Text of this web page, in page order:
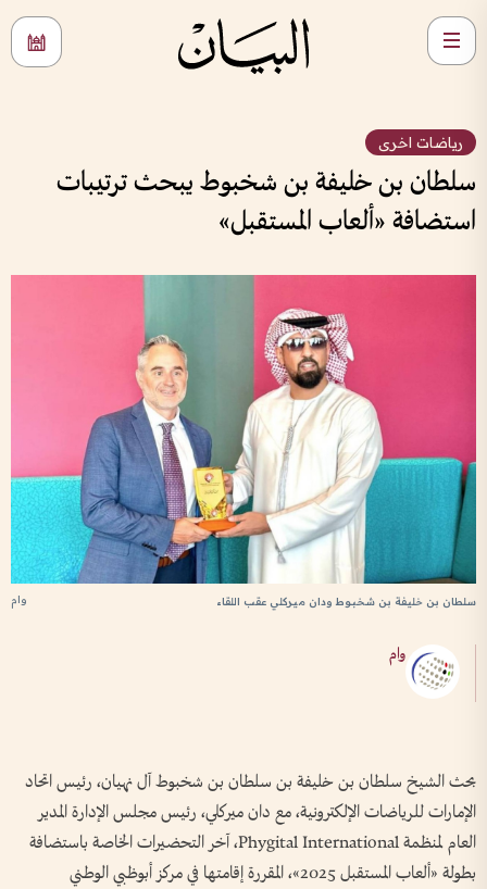
رياضات اخرى
سلطان بن خليفة بن شخبوط يبحث ترتيبات
استضافة «ألعاب المستقبل»
وام سلطان بن خليفة بن شخبوط ودان ميركلي عقب اللقاء
وام
بحث الشيخ سلطان بن خليفة بن سلطان بن شخبوط آل نهيان، رئيس اتحاد
الإمارات للرياضات الإلكترونية، مع دان ميركلي، رئيس مجلس الإدارة المدير
العام لمنظمة Phygital International، آخر التحضيرات الخاصة باستضافة
بطولة «ألعاب المستقبل 2025»، المقررة إقامتها في مركز أبوظبي الوطني